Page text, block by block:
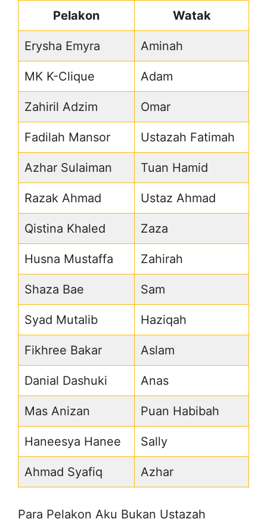
Pelakon Watak
Erysha Emyra Aminah
MK K-Clique Adam
Zahiril Adzim Omar
Fadilah Mansor Ustazah Fatimah
Azhar Sulaiman Tuan Hamid
Razak Ahmad Ustaz Ahmad
Qistina Khaled Zaza
Husna Mustaffa Zahirah
Shaza Bae Sam
Syad Mutalib Haziqah
Fikhree Bakar Aslam
Danial Dashuki Anas
Mas Anizan Puan Habibah
Haneesya Hanee Sally
Ahmad Syafiq Azhar
Para Pelakon Aku Bukan Ustazah